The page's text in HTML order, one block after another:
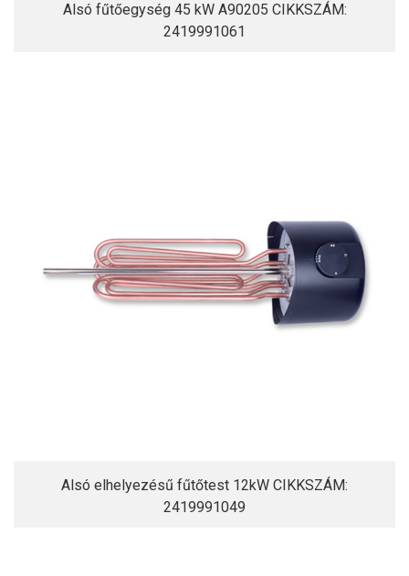
Alsó fűtőegység 45 kW A90205 CIKKSZÁM:
2419991061
Alsó elhelyezésű fűtőtest 12kW CIKKSZÁM:
2419991049